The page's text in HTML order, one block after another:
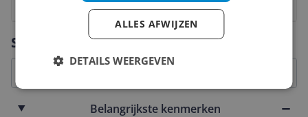
Specificaties
Belangrijkste kenmerken
8
7
6
5
4
Vraag 1 van 4
ALLES AFWIJZEN
DETAILS WEERGEVEN